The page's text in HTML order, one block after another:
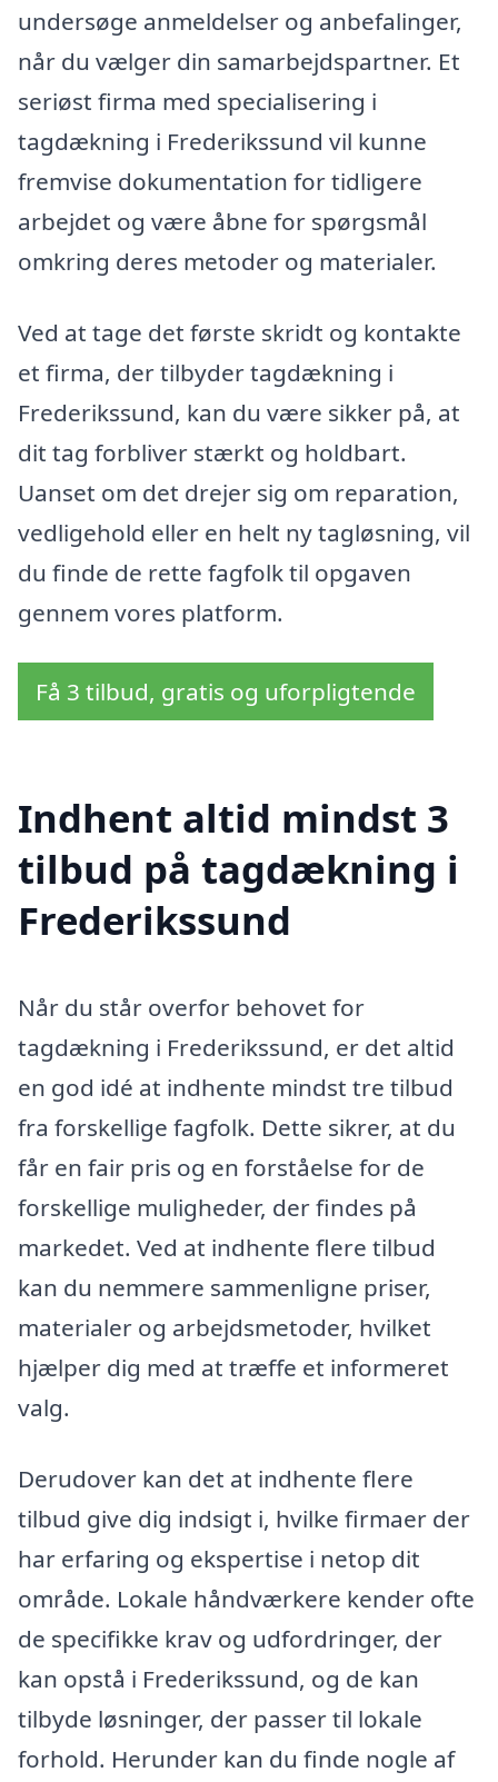
undersøge anmeldelser og anbefalinger,
når du vælger din samarbejdspartner. Et
seriøst firma med specialisering i
tagdækning i Frederikssund vil kunne
fremvise dokumentation for tidligere
arbejdet og være åbne for spørgsmål
omkring deres metoder og materialer.
Ved at tage det første skridt og kontakte
et firma, der tilbyder tagdækning i
Frederikssund, kan du være sikker på, at
dit tag forbliver stærkt og holdbart.
Uanset om det drejer sig om reparation,
vedligehold eller en helt ny tagløsning, vil
du finde de rette fagfolk til opgaven
gennem vores platform.
Få 3 tilbud, gratis og uforpligtende
Indhent altid mindst 3
tilbud på tagdækning i
Frederikssund
Når du står overfor behovet for
tagdækning i Frederikssund, er det altid
en god idé at indhente mindst tre tilbud
fra forskellige fagfolk. Dette sikrer, at du
får en fair pris og en forståelse for de
forskellige muligheder, der findes på
markedet. Ved at indhente flere tilbud
kan du nemmere sammenligne priser,
materialer og arbejdsmetoder, hvilket
hjælper dig med at træffe et informeret
valg.
Derudover kan det at indhente flere
tilbud give dig indsigt i, hvilke firmaer der
har erfaring og ekspertise i netop dit
område. Lokale håndværkere kender ofte
de specifikke krav og udfordringer, der
kan opstå i Frederikssund, og de kan
tilbyde løsninger, der passer til lokale
forhold. Herunder kan du finde nogle af